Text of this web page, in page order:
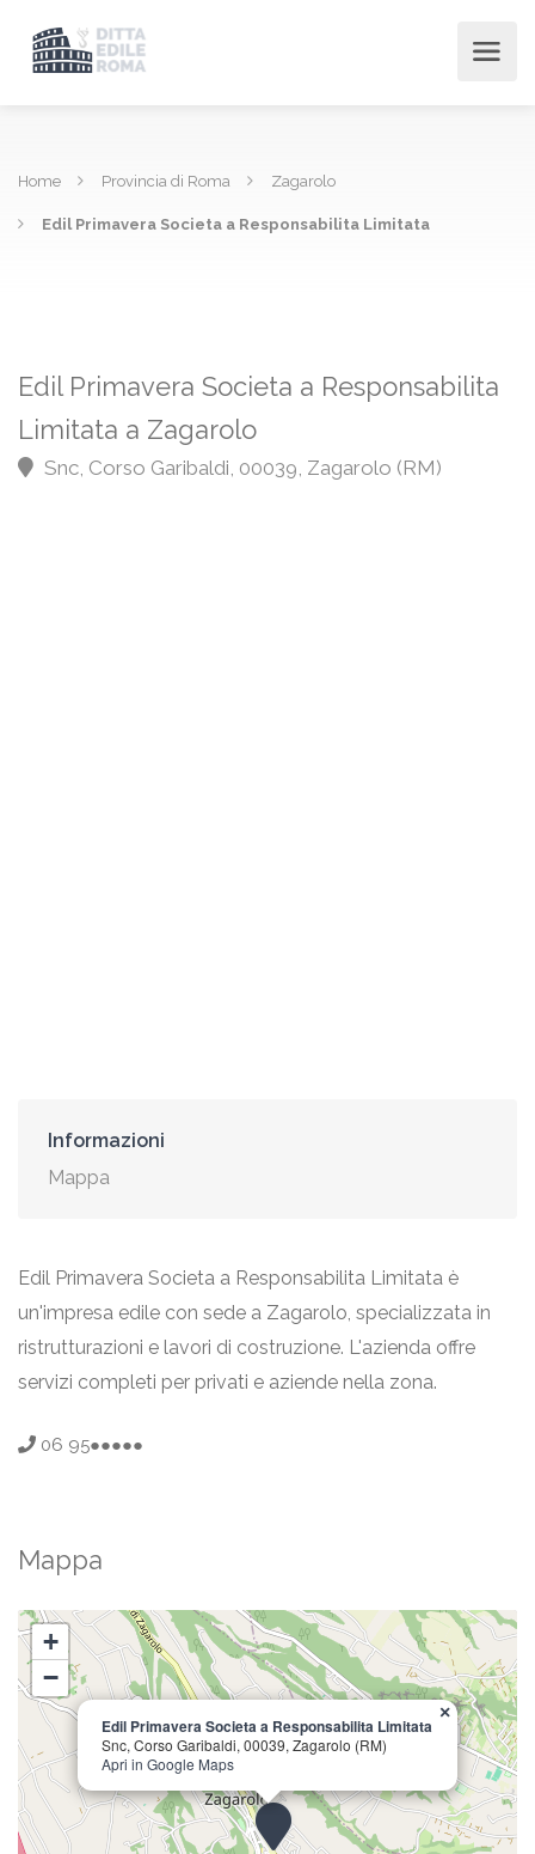
Home Provincia di Roma Zagarolo
Edil Primavera Societa a Responsabilita Limitata
Edil Primavera Societa a Responsabilita
Limitata a Zagarolo
Snc, Corso Garibaldi, 00039, Zagarolo (RM)
Informazioni
Mappa
Edil Primavera Societa a Responsabilita Limitata è
un'impresa edile con sede a Zagarolo, specializzata in
ristrutturazioni e lavori di costruzione. L'azienda offre
servizi completi per privati e aziende nella zona.
06 95●●●●●
Mappa
Edil Primavera Societa a Responsabilita Limitata
Snc, Corso Garibaldi, 00039, Zagarolo (RM)
Apri in Google Maps
×
+
−